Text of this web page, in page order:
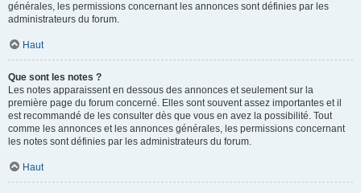
générales, les permissions concernant les annonces sont définies par les
administrateurs du forum.
Haut
Que sont les notes ?
Les notes apparaissent en dessous des annonces et seulement sur la
première page du forum concerné. Elles sont souvent assez importantes et il
est recommandé de les consulter dès que vous en avez la possibilité. Tout
comme les annonces et les annonces générales, les permissions concernant
les notes sont définies par les administrateurs du forum.
Haut